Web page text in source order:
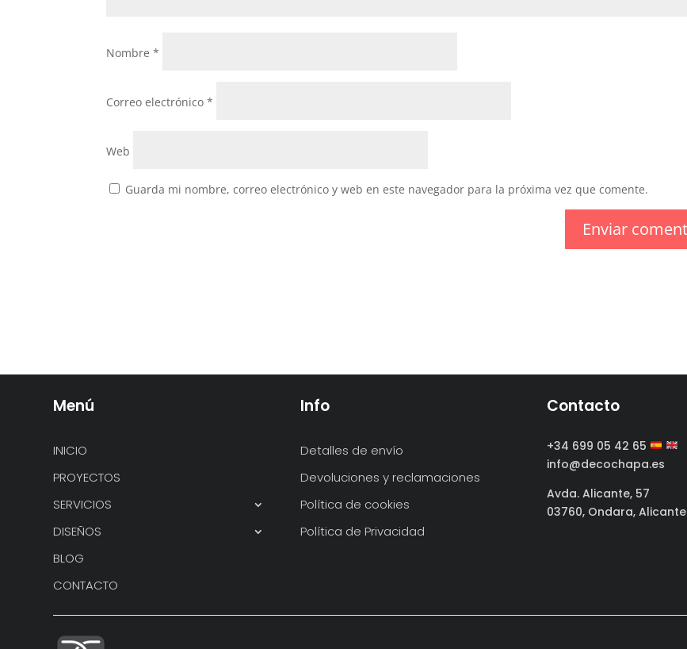
Nombre*
Correo electrónico*
Web
Guarda mi nombre, correo electrónico y web en este navegador para la próxima vez que comente.
Menú
INICIO
PROYECTOS
SERVICIOS
DISEÑOS
BLOG
CONTACTO
Info
Detalles de envío
Devoluciones y reclamaciones
Política de cookies
Política de Privacidad
Contacto
+34 699 05 42 65
info@decochapa.es
Avda. Alicante, 57
03760, Ondara, Alicante